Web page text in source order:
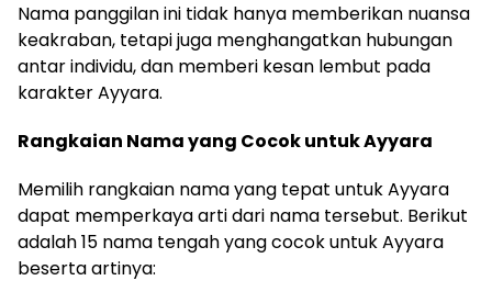
Nama panggilan ini tidak hanya memberikan nuansa
keakraban, tetapi juga menghangatkan hubungan
antar individu, dan memberi kesan lembut pada
karakter Ayyara.
Rangkaian Nama yang Cocok untuk Ayyara
Memilih rangkaian nama yang tepat untuk Ayyara
dapat memperkaya arti dari nama tersebut. Berikut
adalah 15 nama tengah yang cocok untuk Ayyara
beserta artinya: